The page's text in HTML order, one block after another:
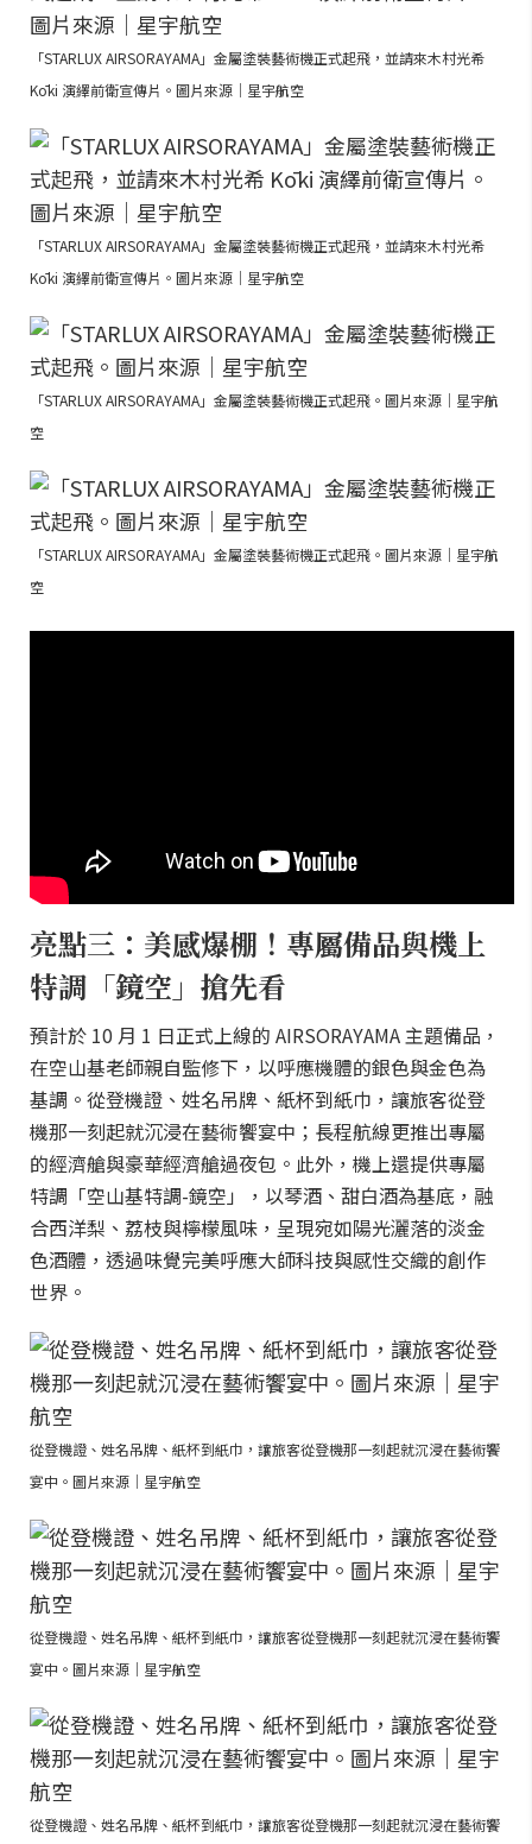
「STARLUX AIRSORAYAMA」金屬塗裝藝術機正式起飛，並請來木村光希
Kōki 演繹前衛宣傳片。圖片來源｜星宇航空
「STARLUX AIRSORAYAMA」金屬塗裝藝術機正式起飛，並請來木村光希
Kōki 演繹前衛宣傳片。圖片來源｜星宇航空
「STARLUX AIRSORAYAMA」金屬塗裝藝術機正式起飛。圖片來源｜星宇航
空
「STARLUX AIRSORAYAMA」金屬塗裝藝術機正式起飛。圖片來源｜星宇航
空
亮點三：美感爆棚！專屬備品與機上
特調「鏡空」搶先看
預計於 10 月 1 日正式上線的 AIRSORAYAMA 主題備品，
在空山基老師親自監修下，以呼應機體的銀色與金色為
基調。從登機證、姓名吊牌、紙杯到紙巾，讓旅客從登
機那一刻起就沉浸在藝術饗宴中；長程航線更推出專屬
的經濟艙與豪華經濟艙過夜包。此外，機上還提供專屬
特調「空山基特調-鏡空」，以琴酒、甜白酒為基底，融
合西洋梨、荔枝與檸檬風味，呈現宛如陽光灑落的淡金
色酒體，透過味覺完美呼應大師科技與感性交織的創作
世界。
從登機證、姓名吊牌、紙杯到紙巾，讓旅客從登機那一刻起就沉浸在藝術饗
宴中。圖片來源｜星宇航空
從登機證、姓名吊牌、紙杯到紙巾，讓旅客從登機那一刻起就沉浸在藝術饗
宴中。圖片來源｜星宇航空
從登機證、姓名吊牌、紙杯到紙巾，讓旅客從登機那一刻起就沉浸在藝術饗